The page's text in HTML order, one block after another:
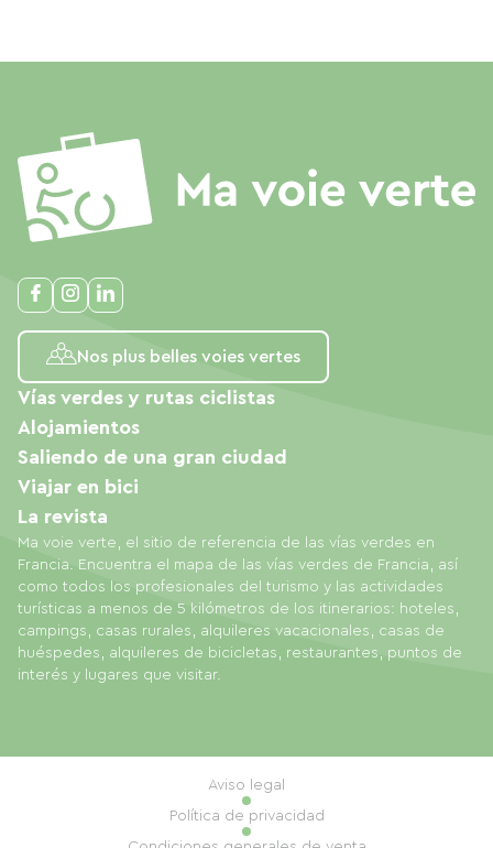
Nos plus belles voies vertes
Ma voie verte, el sitio de referencia de las vías verdes en
Francia. Encuentra el mapa de las vías verdes de Francia, así
como todos los profesionales del turismo y las actividades
turísticas a menos de 5 kilómetros de los itinerarios: hoteles,
campings, casas rurales, alquileres vacacionales, casas de
huéspedes, alquileres de bicicletas, restaurantes, puntos de
interés y lugares que visitar.
Vías verdes y rutas ciclistas
Alojamientos
Saliendo de una gran ciudad
Viajar en bici
La revista
Aviso legal
Política de privacidad